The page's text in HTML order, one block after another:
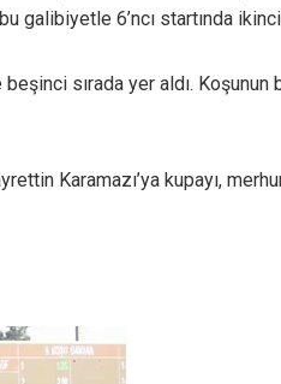
galibiyetle 6’ncı startında
sırada yer aldı.
Karamazı’ya kupayı,